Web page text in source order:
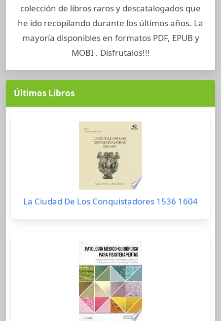
colección de libros raros y descatalogados que
he ido recopilando durante los últimos años. La
mayoría disponibles en formatos PDF, EPUB y
MOBI . Disfrutalos!!!
Últimos Libros
La Ciudad De Los Conquistadores 1536 1604